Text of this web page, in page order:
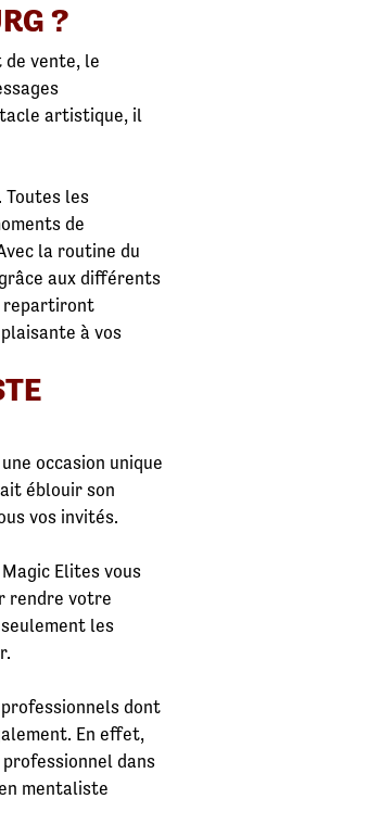
?
de vente, le
artistique, il
Toutes les
de
la routine du
aux différents
repartiront
à vos
occasion unique
éblouir son
vos invités.
Elites vous
rendre votre
les
dont
En effet,
dans
mentaliste